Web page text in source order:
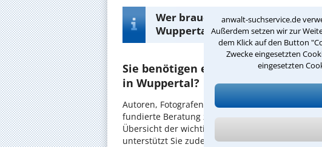
anwalt-suchservice.de
Außerdem setzen wir zur
dem Klick auf den Button
Zwecke eingesetzten
eingesetzten
Wer braucht einen Anwalt für
Wuppertal?
Sie benötigen einen Rechtsanwalt
in Wuppertal?
Autoren, Fotografen, Designer, Produzenten &
fundierte Beratung zum gewerblichen
Übersicht der wichtigsten Themen aus diesem
unterstützt Sie zudem dabei, den richtigen